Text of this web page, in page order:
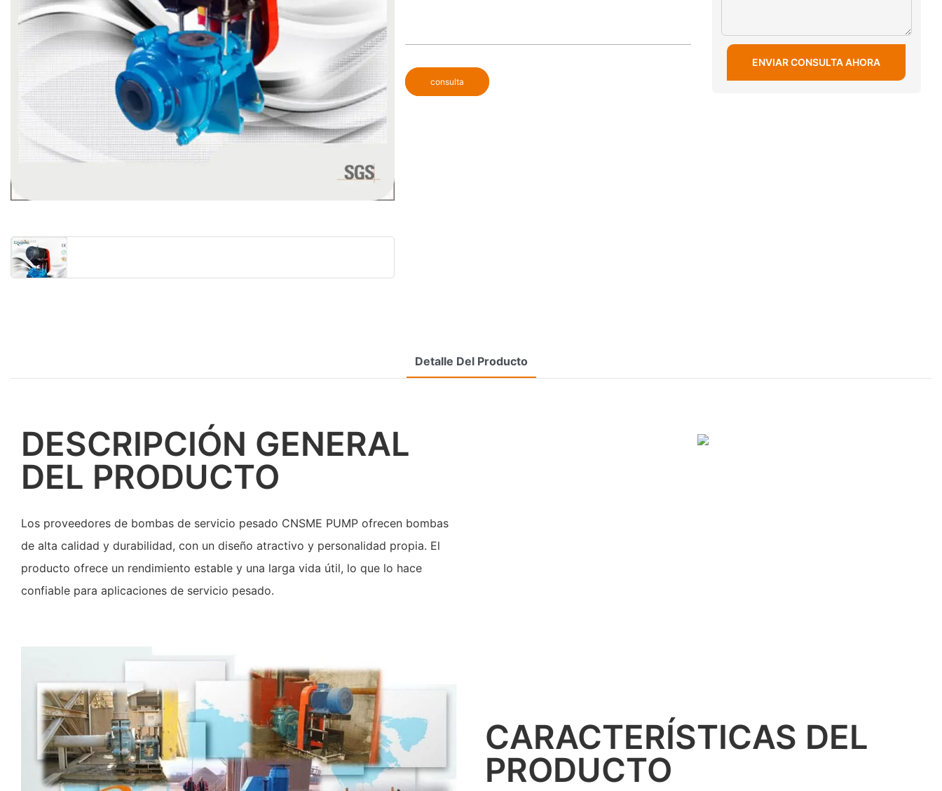
consulta
ENVIAR CONSULTA AHORA
Detalle Del Producto
DESCRIPCIÓN GENERAL
DEL PRODUCTO
Los proveedores de bombas de servicio pesado CNSME PUMP ofrecen bombas
de alta calidad y durabilidad, con un diseño atractivo y personalidad propia. El
producto ofrece un rendimiento estable y una larga vida útil, lo que lo hace
confiable para aplicaciones de servicio pesado.
CARACTERÍSTICAS DEL
PRODUCTO